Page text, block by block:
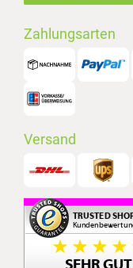
Zahlungsarten
Versand